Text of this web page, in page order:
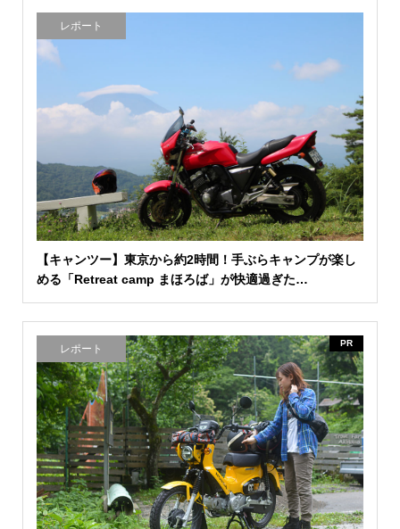
レポート
【キャンツー】東京から約2時間！手ぶらキャンプが楽し
める「Retreat camp まほろば」が快適過ぎた…
レポート PR